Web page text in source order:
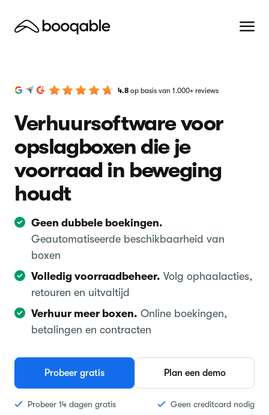
4.8 op basis van 1.000+ reviews
Verhuursoftware voor
opslagboxen die je
voorraad in beweging
houdt
Geen dubbele boekingen.
Geautomatiseerde beschikbaarheid van
boxen
Volledig voorraadbeheer. Volg ophaalacties,
retouren en uitvaltijd
Verhuur meer boxen. Online boekingen,
betalingen en contracten
Probeer gratis Plan een demo
Probeer 14 dagen gratis Geen creditcard nodig